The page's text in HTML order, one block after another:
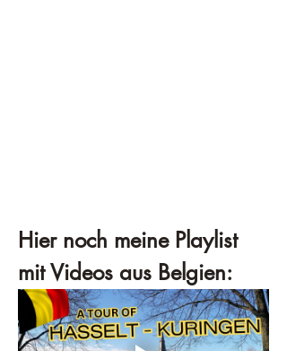
Hier noch meine Playlist
mit Videos aus Belgien: